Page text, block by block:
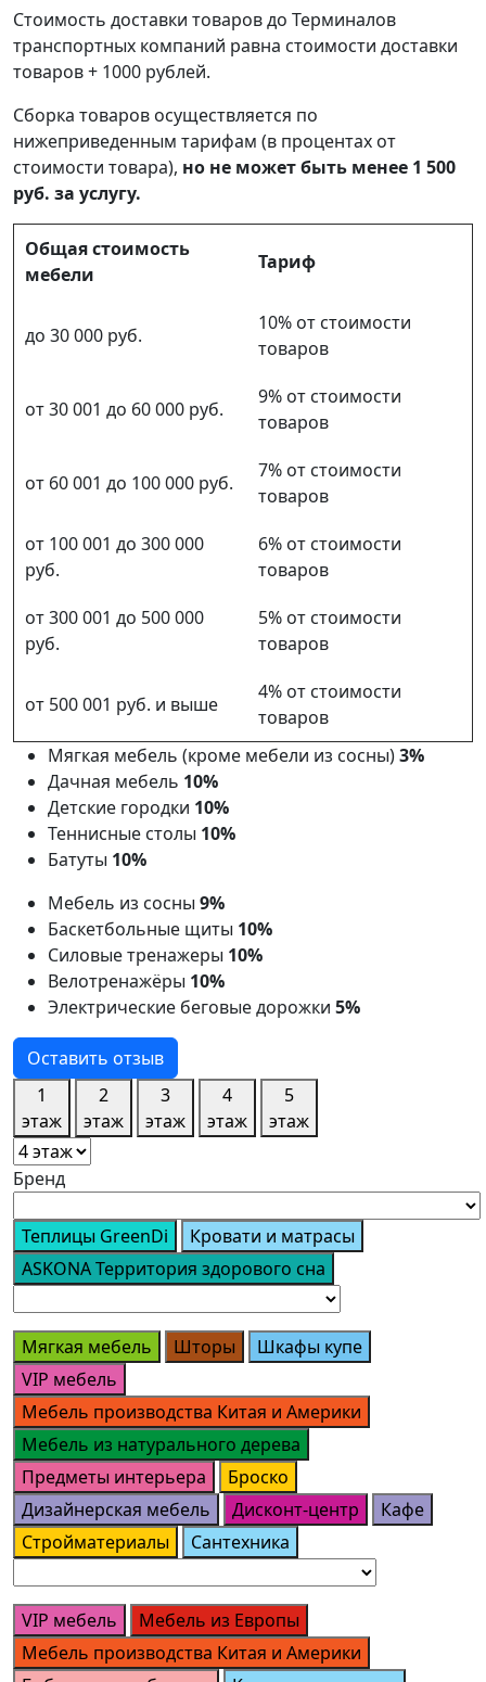
Стоимость доставки товаров до Терминалов
транспортных компаний равна стоимости доставки
товаров + 1000 рублей.
Сборка товаров осуществляется по
нижеприведенным тарифам (в процентах от
стоимости товара), но не может быть менее 1 500
руб. за услугу.
Общая стоимость
мебели
Тариф
до 30 000 руб.
10% от стоимости
товаров
от 30 001 до 60 000 руб.
9% от стоимости
товаров
от 60 001 до 100 000 руб.
7% от стоимости
товаров
от 100 001 до 300 000
руб.
6% от стоимости
товаров
от 300 001 до 500 000
руб.
5% от стоимости
товаров
от 500 001 руб. и выше
4% от стоимости
товаров
Мягкая мебель (кроме мебели из сосны)3%
Дачная мебель 10%
Детские городки 10%
Теннисные столы 10%
Батуты 10%
Мебель из сосны 9%
Баскетбольные щиты 10%
Силовые тренажеры 10%
Велотренажёры 10%
Электрические беговые дорожки 5%
Оставить отзыв
1
этаж
2
этаж
3
этаж
4
этаж
5
этаж
Бренд
Теплицы GreenDi
Кровати и матрасы
ASKONA Территория здорового сна
Мягкая мебель Шторы
Шкафы купе
VIP мебель
Мебель производства Китая и Америки
Мебель из натурального дерева
Предметы интерьера
Броско
Дизайнерская мебель
Дисконт-центр
Кафе
Стройматериалы
Сантехника
VIP мебель
Мебель из Европы
Мебель производства Китая и Америки